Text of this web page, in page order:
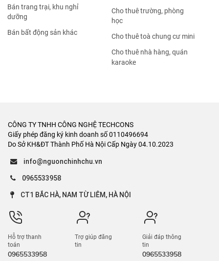
Bán trang trại, khu nghỉ
dưỡng
Bán bất động sản khác
Cho thuê trường, phòng
học
Cho thuê toà chung cư mini
Cho thuê nhà hàng, quán
karaoke
CÔNG TY TNHH CÔNG NGHỆ TECHCONS
Giấy phép đăng ký kinh doanh số 0110496694
Do Sở KH&ĐT Thành Phố Hà Nội Cấp Ngày 04.10.2023
info@nguonchinhchu.vn
0965533958
CT1 BẮC HÀ, NAM TỪ LIÊM, HÀ NỘI
Hỗ trợ thanh
toán
0965533958
Trợ giúp đăng
tin
Giải đáp thông
tin
0965533958